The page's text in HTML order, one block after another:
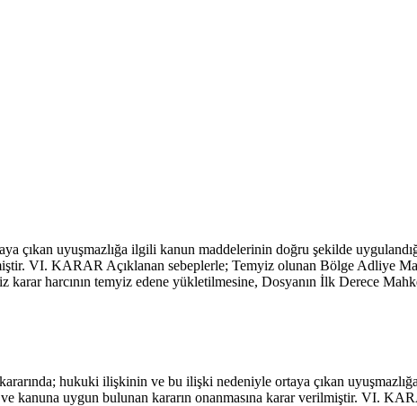
uyuşmazlığa ilgili kanun maddelerinin doğru şekilde
VI. KARAR Açıklanan sebeplerle; Temyiz olunan Bölge Adliye
harcının temyiz edene yükletilmesine, Dosyanın İlk Derece
hukuki ilişkinin ve bu ilişki nedeniyle ortaya çıkan
kanuna uygun bulunan kararın onanmasına karar verilmiştir. VI.